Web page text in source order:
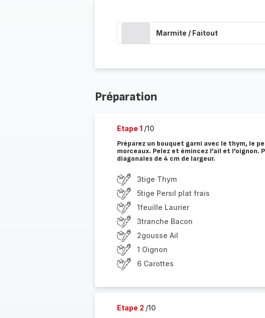
Marmite / Faitout
Préparation
Etape 1 /10
Préparez un bouquet garni avec le thym, le
morceaux. Pelez et émincez l’ail et
diagonales de 4 cm de largeur.
3tige Thym
5tige Persil plat frais
1feuille Laurier
3tranche Bacon
2gousse Ail
1 Oignon
6 Carottes
Etape 2 /10